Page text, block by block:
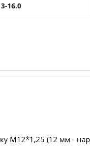
3-16.0
М12*1,25 (12 мм -